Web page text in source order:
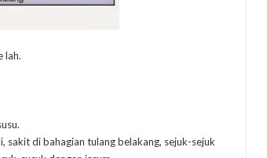
lah.
di bahagian tulang belakang, sejuk-sejuk